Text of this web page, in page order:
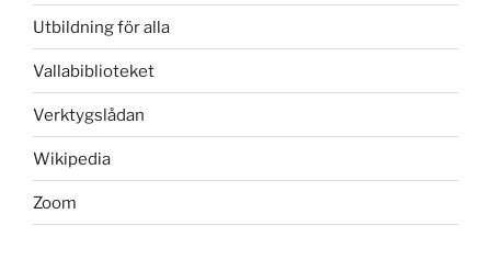
Utbildning för alla
Vallabiblioteket
Verktygslådan
Wikipedia
Zoom